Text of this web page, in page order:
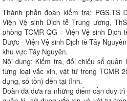
Thành phần đoàn kiểm tra: PGS.TS
Viện Vệ sinh Dịch tễ Trung ương,
phòng TCMR QG – Viện Vệ sinh Dịch
Dược - Viện Vệ sinh Dịch tễ Tây
khu vực Tây Nguyên.
Nội dung: Kiểm tra, đối chiếu sổ
từng loại vắc xin, vật tư trong TCMR
dụng, số tồn) đến tại tỉnh.
Đoàn đã đưa ra những điểm cần duy